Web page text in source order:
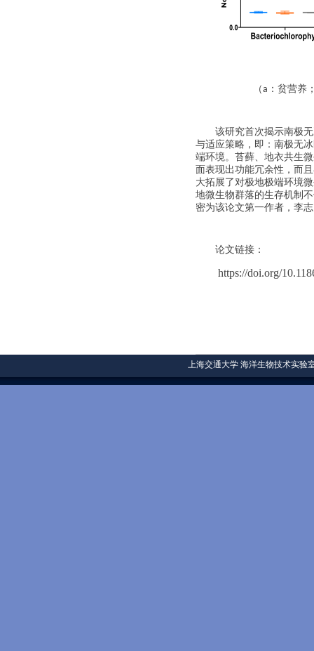
（a ：贫营养
该研究首次揭示南极
与适应策略， 即： 南极无
端环境。 苔藓、地衣共生
面表现出功能冗余性，而
大拓展了对极地极端环境
地微生物群落的生存机制
密为该论文第一作者，李
论文链接：
https://doi.org/
上海交通大学海洋生物技术实验